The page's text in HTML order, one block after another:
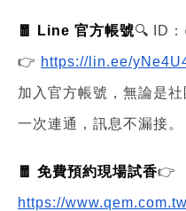
🧧 Line 官方帳號🔍 ID
👉 https://lin.ee/
加入官方帳號，無論是
一次連通，訊息不漏接。
🧧 免費預約現場試香👉
https://